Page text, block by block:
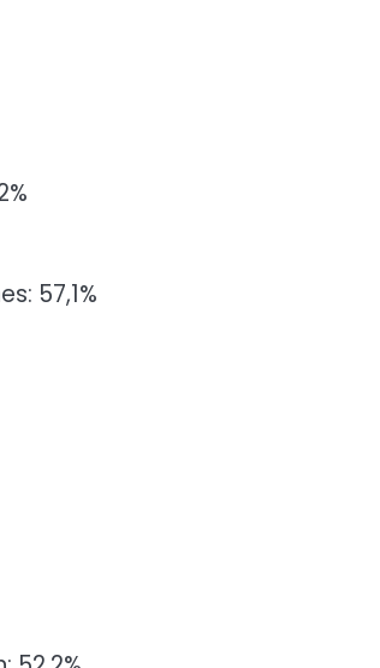
57,1%